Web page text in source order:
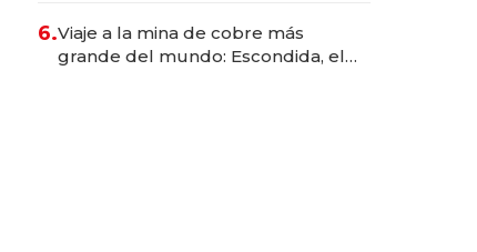
6.Viaje a la mina de cobre más
grande del mundo: Escondida, el